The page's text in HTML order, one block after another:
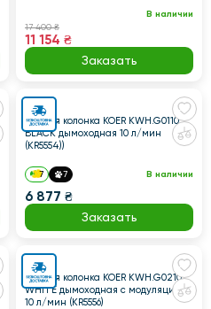
В наличии
17 400 ₴
11 154 ₴
Заказать
Газовая колонка KOER KWH.G0110
BLACK дымоходная 10 л/мин
(KR5554))
7 7 В наличии
6 877 ₴
Заказать
Газовая колонка KOER KWH.G0210
WHITE дымоходная с модуляцией
10 л/мин (KR5556)